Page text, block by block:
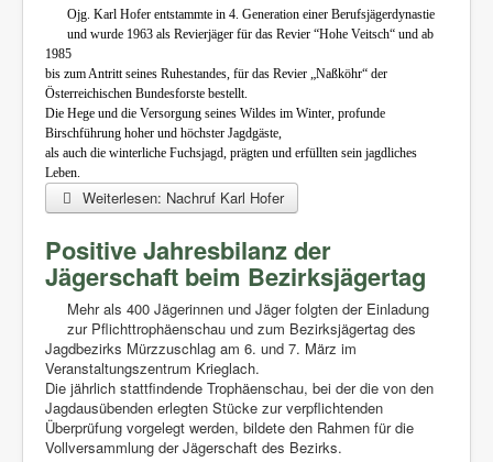
Ojg. Karl Hofer entstammte in 4. Generation einer Berufsjägerdynastie
und wurde 1963 als Revierjäger für das Revier “Hohe Veitsch“ und ab
1985
bis zum Antritt seines Ruhestandes, für das Revier „Naßköhr“ der
Österreichischen Bundesforste bestellt.
Die Hege und die Versorgung seines Wildes im Winter, profunde
Birschführung hoher und höchster Jagdgäste,
als auch die winterliche Fuchsjagd, prägten und erfüllten sein jagdliches
Leben.
Weiterlesen: Nachruf Karl Hofer
Positive Jahresbilanz der
Jägerschaft beim Bezirksjägertag
Mehr als 400 Jägerinnen und Jäger folgten der Einladung
zur Pflichttrophäenschau und zum Bezirksjägertag des
Jagdbezirks Mürzzuschlag am 6. und 7. März im
Veranstaltungszentrum Krieglach.
Die jährlich stattfindende Trophäenschau, bei der die von den
Jagdausübenden erlegten Stücke zur verpflichtenden
Überprüfung vorgelegt werden, bildete den Rahmen für die
Vollversammlung der Jägerschaft des Bezirks.